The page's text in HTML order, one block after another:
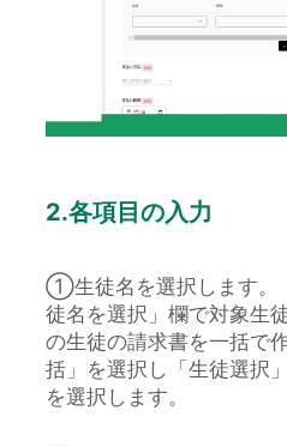
2.各項目の入力
①生徒名を選択します。
徒名を選択」欄で対象生
の生徒の請求書を一括で
括」を選択し「生徒選択
を選択します。